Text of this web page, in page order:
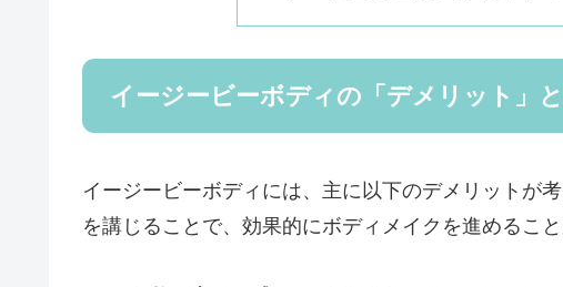
イージービーボディの「デメリット」と
イージービーボディには、主に以下のデメリットが
を講じることで、効果的にボディメイクを進めること